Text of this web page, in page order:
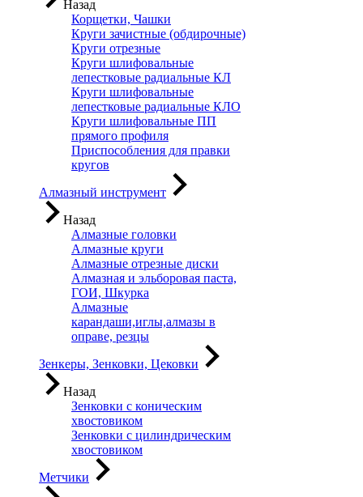
Назад
Корщетки, Чашки
Круги зачистные (обдирочные)
Круги отрезные
Круги шлифовальные
лепестковые радиальные КЛ
Круги шлифовальные
лепестковые радиальные КЛО
Круги шлифовальные ПП
прямого профиля
Приспособления для правки
кругов
Алмазный инструмент
Назад
Алмазные головки
Алмазные круги
Алмазные отрезные диски
Алмазная и эльборовая паста,
ГОИ, Шкурка
Алмазные
карандаши,иглы,алмазы в
оправе, резцы
Зенкеры, Зенковки, Цековки
Назад
Зенковки с коническим
хвостовиком
Зенковки с цилиндрическим
хвостовиком
Метчики